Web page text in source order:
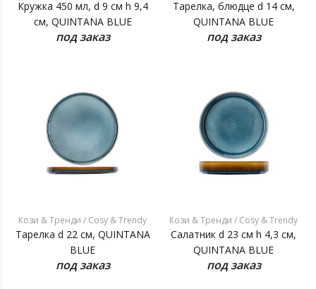
Кружка 450 мл, d 9 см h 9,4
см, QUINTANA BLUE
под заказ
Тарелка, блюдце d 14 см,
QUINTANA BLUE
под заказ
Кози & Тренди / Cosy & Trendy
Тарелка d 22 см, QUINTANA
BLUE
под заказ
Кози & Тренди / Cosy & Trendy
Салатник d 23 см h 4,3 см,
QUINTANA BLUE
под заказ